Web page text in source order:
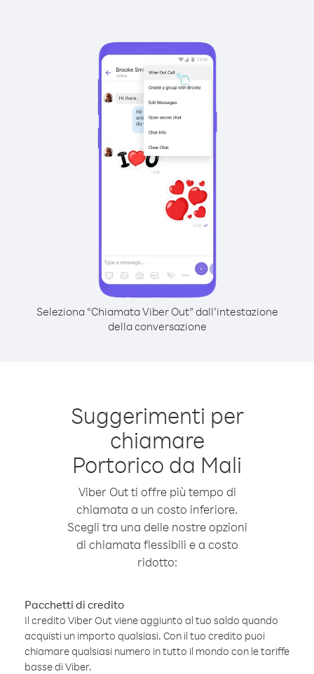
Seleziona “Chiamata Viber Out” dall’intestazione
della conversazione
Suggerimenti per
chiamare
Portorico da Mali
Viber Out ti offre più tempo di
chiamata a un costo inferiore.
Scegli tra una delle nostre opzioni
di chiamata flessibili e a costo
ridotto:
Pacchetti di credito
Il credito Viber Out viene aggiunto al tuo saldo quando
acquisti un importo qualsiasi. Con il tuo credito puoi
chiamare qualsiasi numero in tutto il mondo con le tariffe
basse di Viber.